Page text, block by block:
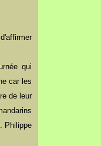
qui
car les
de leur
Philippe